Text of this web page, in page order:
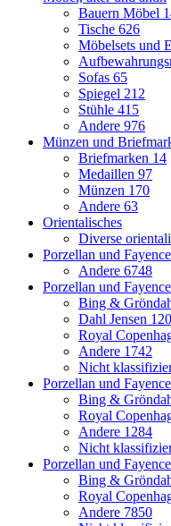
Bauern Möbel
Tische 626
Möbelsets und
Sofas 65
Spiegel 212
Stühle 415
Andere 976
Münzen und
Briefmarken 14
Medaillen 97
Münzen 170
Andere 63
Orientalisches
Diverse
Porzellan und Fayence
Andere 6748
Porzellan und
Bing &
Dahl Jensen
Royal
Andere 1742
Nicht
Porzellan und
Bing &
Royal
Andere 1284
Nicht
Porzellan und
Bing &
Royal
Andere 7850